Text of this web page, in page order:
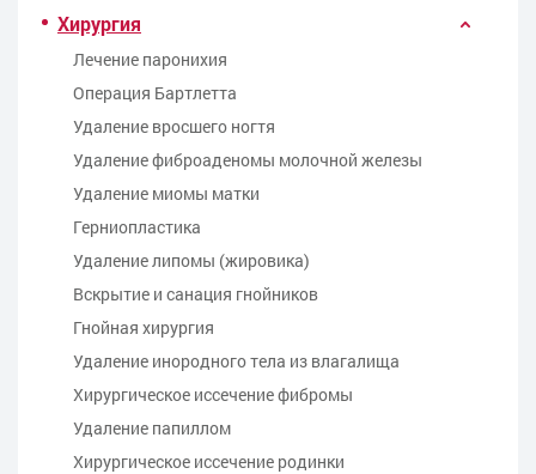
Хирургия
Лечение паронихия
Операция Бартлетта
Удаление вросшего ногтя
Удаление фиброаденомы молочной железы
Удаление миомы матки
Герниопластика
Удаление липомы (жировика)
Вскрытие и санация гнойников
Гнойная хирургия
Удаление инородного тела из влагалища
Хирургическое иссечение фибромы
Удаление папиллом
Хирургическое иссечение родинки